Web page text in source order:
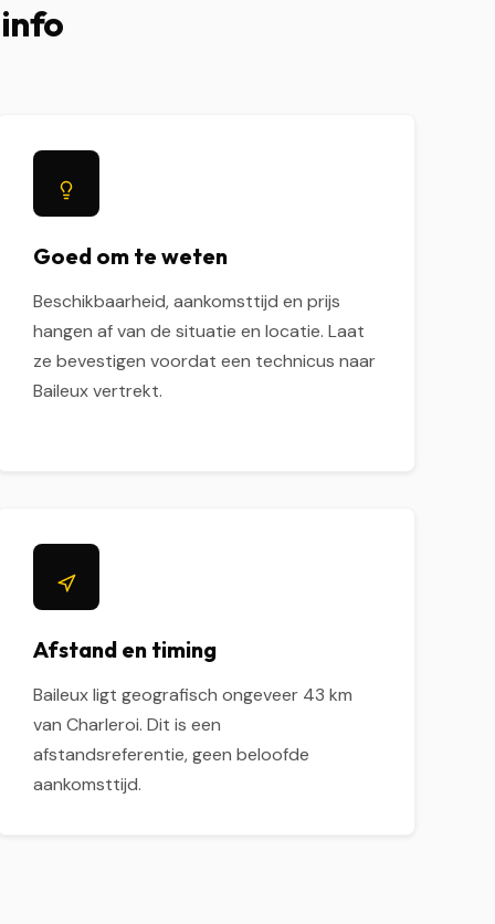
Goed om te weten
Beschikbaarheid, aankomsttijd en prijs
hangen af van de situatie en locatie. Laat
ze bevestigen voordat een technicus naar
Baileux vertrekt.
Afstand en timing
Baileux ligt geografisch ongeveer 43 km
van Charleroi. Dit is een
afstandsreferentie, geen beloofde
aankomsttijd.